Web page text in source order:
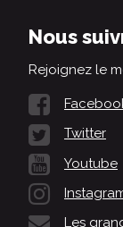
Nous
Rejoignez le
Twitter
Youtube
Les